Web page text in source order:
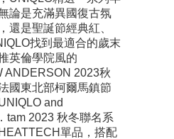
論是充滿異國復古氛
還是聖誕節經典紅、
找到最適合的歲末
英倫學院風的
ANDERSON 2023秋
國東北部柯爾馬鎮節
and
tam 2023 秋冬聯名系
單品，搭配